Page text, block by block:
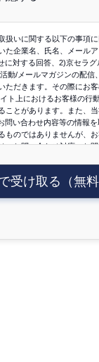
扱いに関する以下の事項
た企業名、氏名、メール
に対する回答、2)京セラ
動/メールマガジンの配信
ただきます。その際にお
ト上におけるお客様の行
ことがあります。また、
問い合わせ内容等の情報
ものではありませんが、
、お問い合わせ対応、お
当社は、お客様から取得し
講じ、当社グループ会社と
ご本人の同意を得ることな
受け取る（無料